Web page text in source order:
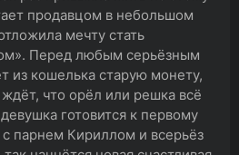
продавцом в небольшом
мечту стать
Перед любым серьёзным
из кошелька старую монету,
что орёл или решка всё
готовится к первому
парнем Кириллом и всерьёз